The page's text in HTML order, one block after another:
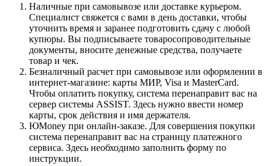
Наличные при самовывозе или доставке курьером.
Специалист свяжется с вами в день доставки, чтобы
уточнить время и заранее подготовить сдачу с любой
купюры. Вы подписываете товаросопроводительные
документы, вносите денежные средства, получаете
товар и чек.
Безналичный расчет при самовывозе или оформлении в
интернет-магазине: карты МИР, Visa и MasterCard.
Чтобы оплатить покупку, система перенаправит вас на
сервер системы ASSIST. Здесь нужно ввести номер
карты, срок действия и имя держателя.
ЮMoney при онлайн-заказе. Для совершения покупки
система перенаправит вас на страницу платежного
сервиса. Здесь необходимо заполнить форму по
инструкции.